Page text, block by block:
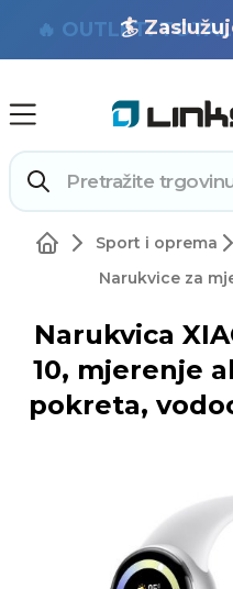
🏄
🔥 OUTLET:
Sport i oprema
Narukvice za
Narukvica
10, mjerenje
pokreta,